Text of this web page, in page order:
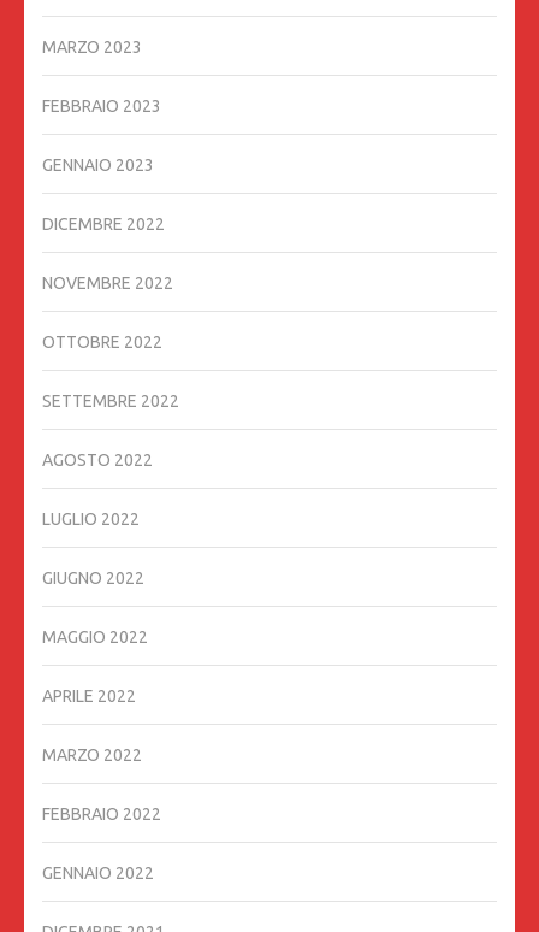
MARZO 2023
FEBBRAIO 2023
GENNAIO 2023
DICEMBRE 2022
NOVEMBRE 2022
OTTOBRE 2022
SETTEMBRE 2022
AGOSTO 2022
LUGLIO 2022
GIUGNO 2022
MAGGIO 2022
APRILE 2022
MARZO 2022
FEBBRAIO 2022
GENNAIO 2022